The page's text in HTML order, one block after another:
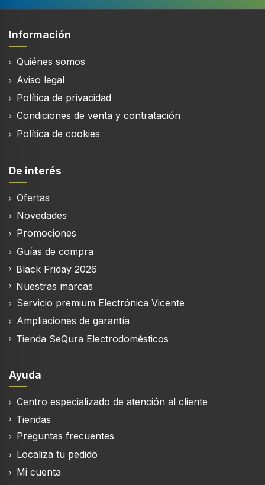
Funciones y programas de cocina
Bebida Múltiple
Preparación de café
Preparación de espresso
Preparación de cappuccino
Preparación de ristretto
Preparación de latte macchiato
Preparación de café largo
Preparación de té
Preparación de chocolate caliente
Ergonomía
Tipo de control
Botones
Pantalla incorporada
Información
Quiénes somos
Aviso legal
Política de privacidad
Condiciones de venta y contratación
Política de cookies
De interés
Ofertas
Novedades
Promociones
Guías de compra
Black Friday 2026
Nuestras marcas
Servicio premium Electrónica Vicente
Ampliaciones de garantía
Tienda SeQura Electrodomésticos
Ayuda
Centro especializado de atención al cliente
Tiendas
Preguntas frecuentes
Localiza tu pedido
Mi cuenta